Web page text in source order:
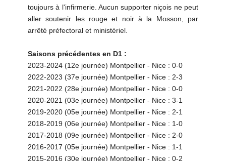
toujours à l'infirmerie. Aucun supporter niçois ne peut
aller soutenir les rouge et noir à la Mosson, par
arrêté préfectoral et ministériel.
Saisons précédentes en D1 :
2023-2024 (12e journée) Montpellier - Nice : 0-0
2022-2023 (37e journée) Montpellier - Nice : 2-3
2021-2022 (28e journée) Montpellier - Nice : 0-0
2020-2021 (03e journée) Montpellier - Nice : 3-1
2019-2020 (05e journée) Montpellier - Nice : 2-1
2018-2019 (06e journée) Montpellier - Nice : 1-0
2017-2018 (09e journée) Montpellier - Nice : 2-0
2016-2017 (05e journée) Montpellier - Nice : 1-1
2015-2016 (30e journée) Montpellier - Nice : 0-2